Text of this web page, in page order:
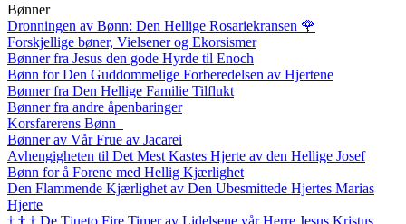
Bønner
Dronningen av Bønn: Den Hellige Rosariekransen 🌹
Forskjellige bøner, Vielsener og Ekorsismer
Bønner fra Jesus den gode Hyrde til Enoch
Bønn for Den Guddommelige Forberedelsen av Hjertene
Bønner fra Den Hellige Familie Tilflukt
Bønner fra andre åpenbaringer
Korsfarerens Bønn
Bønner av Vår Frue av Jacarei
Avhengigheten til Det Mest Kastes Hjerte av den Hellige Josef
Bønn for å Forene med Hellig Kjærlighet
Den Flammende Kjærlighet av Den Ubesmittede Hjertes Marias
Hjerte
† † † De Tjueto Fire Timer av Lidelsene vår Herre Jesus Kristus